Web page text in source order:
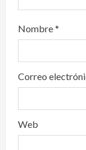
Nombre*
Correo
Web